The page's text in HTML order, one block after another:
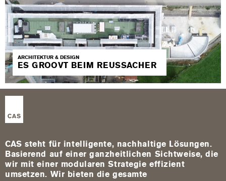
ARCHITEKTUR & DESIGN
ES GROOVT BEIM REUSSACHER
CAS steht für intelligente, nachhaltige Lösungen.
Basierend auf einer ganzheitlichen Sichtweise, die
wir mit einer modularen Strategie effizient
umsetzen. Wir bieten die gesamte